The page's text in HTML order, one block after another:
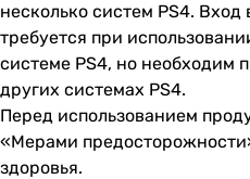
несколько систем PS4.
требуется при
системе PS4, но необходим
других системах PS4.
Перед использованием
«Мерами
здоровья.